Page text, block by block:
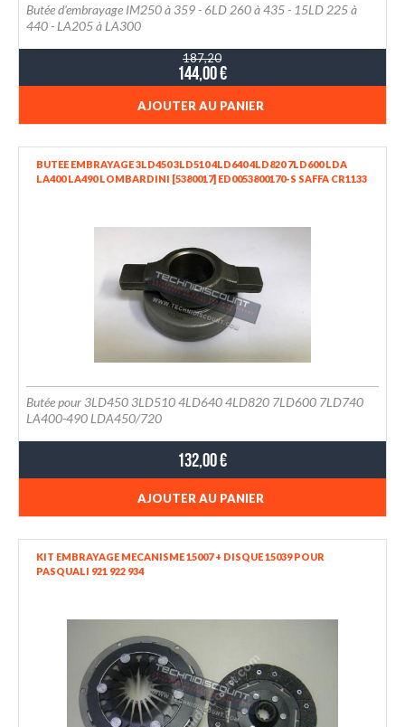
Butée d'embrayage IM250 à 359 - 6LD 260 à 435 - 15LD 225 à
440 - LA205 à LA300
187,20
144,00 €
AJOUTER AU PANIER
BUTEE EMBRAYAGE 3LD450 3LD510 4LD640 4LD820 7LD600 LDA
LA400 LA490 LOMBARDINI [5380017] ED0053800170-S SAFFA CR1133
Butée pour 3LD450 3LD510 4LD640 4LD820 7LD600 7LD740
LA400-490 LDA450/720
132,00 €
AJOUTER AU PANIER
KIT EMBRAYAGE MECANISME 15007 + DISQUE 15039 POUR
PASQUALI 921 922 934